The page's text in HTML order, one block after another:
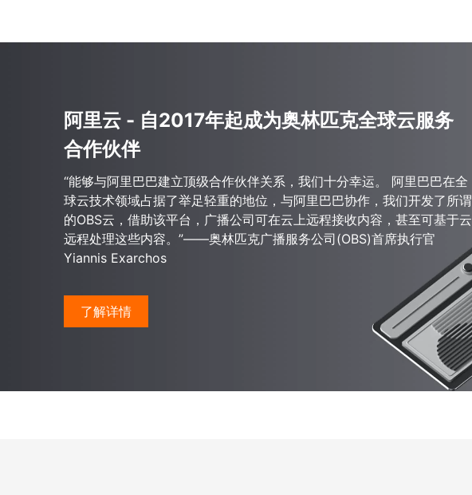
阿里云 - 自2017年起成为奥林匹克全球云服务
合作伙伴
“能够与阿里巴巴建立顶级合作伙伴关系，我们十分幸运。 阿里巴巴在全
球云技术领域占据了举足轻重的地位，与阿里巴巴协作，我们开发了所谓
的OBS云，借助该平台，广播公司可在云上远程接收内容，甚至可基于云
远程处理这些内容。”——奥林匹克广播服务公司(OBS)首席执行官
Yiannis Exarchos
了解详情